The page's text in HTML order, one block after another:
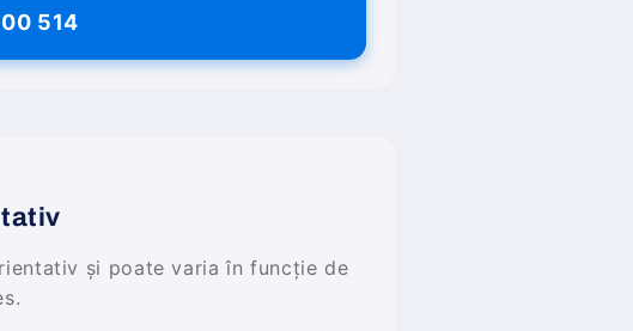
514
și poate varia în funcție de